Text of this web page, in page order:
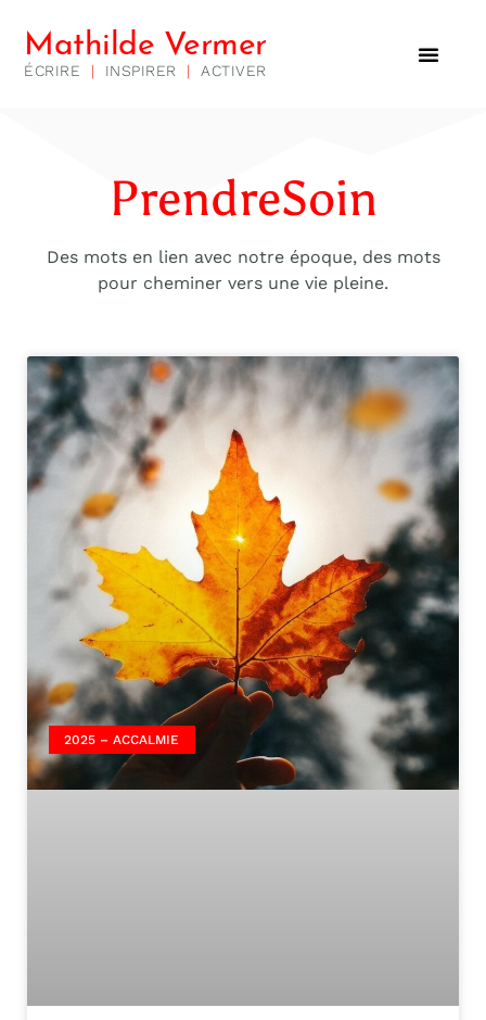
Mathilde Vermer
ÉCRIRE | INSPIRER | ACTIVER
PrendreSoin
Des mots en lien avec notre époque, des mots
pour cheminer vers une vie pleine.
2025 – ACCALMIE